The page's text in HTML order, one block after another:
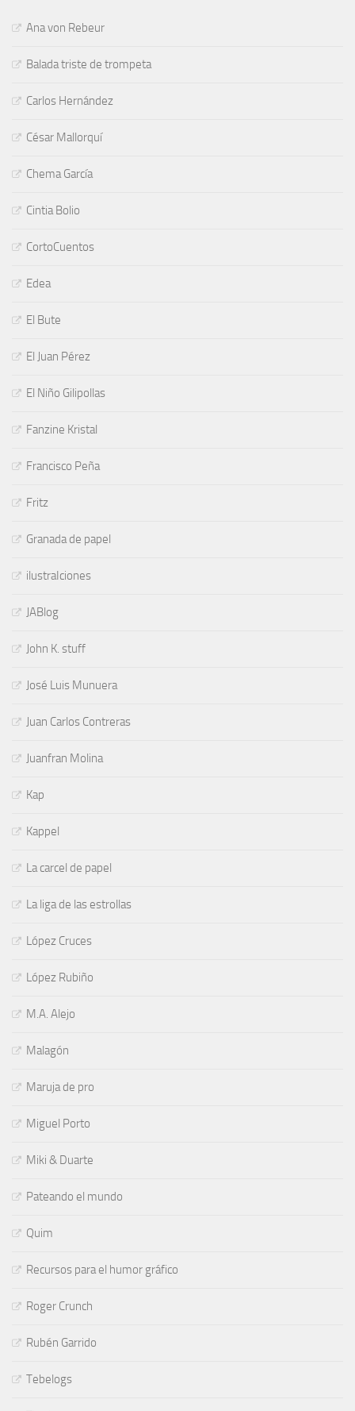
Ana von Rebeur
Balada triste de trompeta
Carlos Hernández
César Mallorquí
Chema García
Cintia Bolio
CortoCuentos
Edea
El Bute
El Juan Pérez
El Niño Gilipollas
Fanzine Kristal
Francisco Peña
Fritz
Granada de papel
ilustraIciones
JABlog
John K. stuff
José Luis Munuera
Juan Carlos Contreras
Juanfran Molina
Kap
Kappel
La carcel de papel
La liga de las estrollas
López Cruces
López Rubiño
M.A. Alejo
Malagón
Maruja de pro
Miguel Porto
Miki & Duarte
Pateando el mundo
Quim
Recursos para el humor gráfico
Roger Crunch
Rubén Garrido
Tebelogs